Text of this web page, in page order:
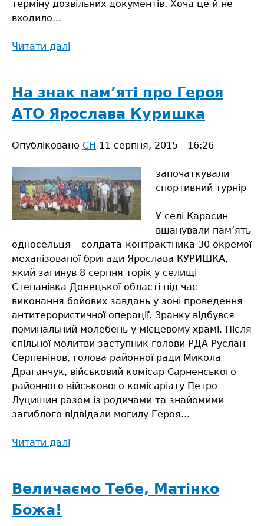
терміну дозвільних документів. Хоча це й не
входило...
Читати далі
чи
компетентний
керівник?
На знак пам’яті про Героя
АТО Ярослава Куришка
Опубліковано СН 11 серпня, 2015 - 16:26
започаткували
спортивний турнір
У селі Карасин
вшанували пам’ять
односельця – солдата-контрактника 30 окремої
механізованої бригади Ярослава КУРИШКА,
який загинув 8 серпня торік у селищі
Степанівка Донецької області під час
виконання бойових завдань у зоні проведення
антитерористичної операції. Зранку відбувся
поминальний молебень у місцевому храмі. Після
спільної молитви заступник голови РДА Руслан
Серпенінов, голова районної ради Микола
Драганчук, військовий комісар Сарненського
районного військового комісаріату Петро
Луцишин разом із родичами та знайомими
загиблого відвідали могилу Героя...
Читати далі
пам’яті
про
Величаємо Тебе, Матінко
Божа!